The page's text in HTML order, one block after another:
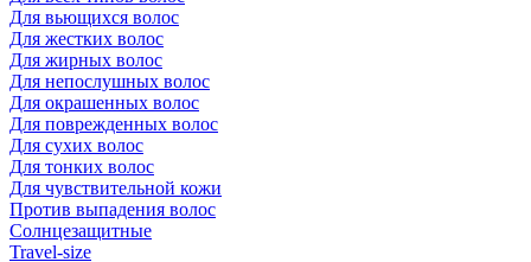
Для вьющихся волос
Для жестких волос
Для жирных волос
Для непослушных волос
Для окрашенных волос
Для поврежденных волос
Для сухих волос
Для тонких волос
Для чувствительной кожи
Против выпадения волос
Солнцезащитные
Travel-size